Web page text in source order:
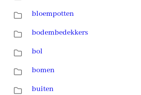
bloempotten
bodembedekkers
bol
bomen
buiten